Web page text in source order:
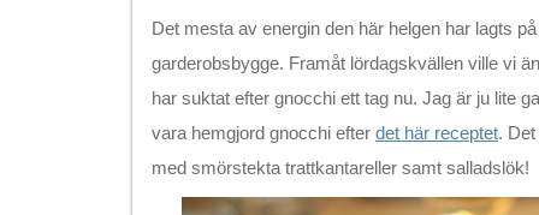
Det mesta av energin den här helgen har lagts
garderobsbygge. Framåt lördagskvällen ville vi
har suktat efter gnocchi ett tag nu. Jag är ju lite
vara hemgjord gnocchi efter det här receptet.
med smörstekta trattkantareller samt salladslök!